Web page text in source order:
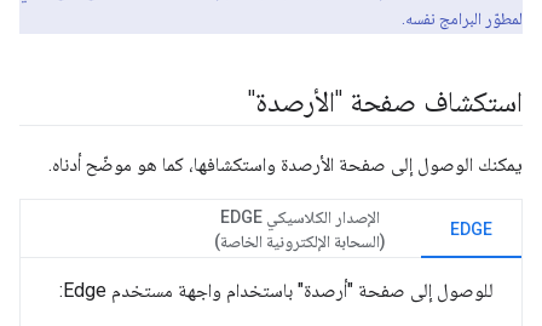
لمطوّر البرامج نفسه.
استكشاف صفحة "الأرصدة"
يمكنك الوصول إلى صفحة الأرصدة واستكشافها، كما هو موضّح أدناه.
EDGE
الإصدار الكلاسيكي EDGE
(السحابة الإلكترونية الخاصة)
للوصول إلى صفحة "أرصدة" باستخدام واجهة مستخدم Edge: